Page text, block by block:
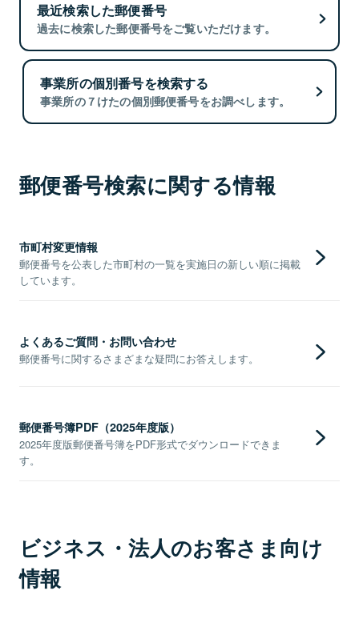
最近検索した郵便番号
過去に検索した郵便番号をご覧いただけます。
事業所の個別番号を検索する
事業所の７けたの個別郵便番号をお調べします。
郵便番号検索に関する情報
市町村変更情報
郵便番号を公表した市町村の一覧を実施日の新しい順に掲載
しています。
よくあるご質問・お問い合わせ
郵便番号に関するさまざまな疑問にお答えします。
郵便番号簿PDF（2025年度版）
2025年度版郵便番号簿をPDF形式でダウンロードできま
す。
ビジネス・法人のお客さま向け
情報